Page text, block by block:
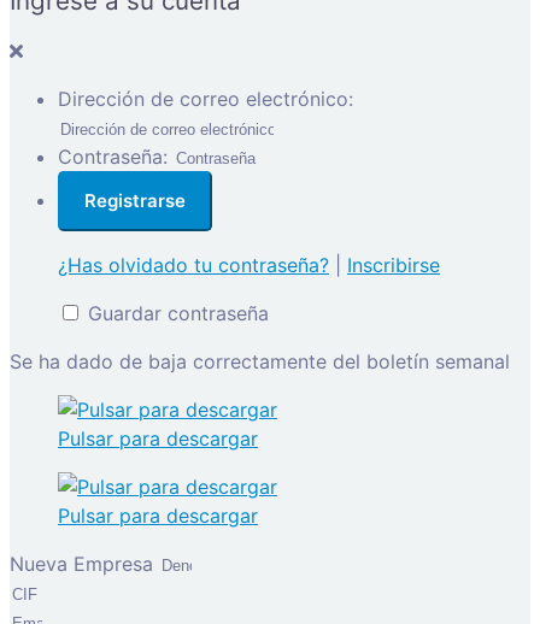
Dirección de correo electrónico:
Contraseña:
¿Has olvidado tu contraseña?
Inscribirse
Guardar contraseña
Se ha dado de baja correctamente del boletín semanal
Pulsar para descargar
Pulsar para descargar
Nueva Empresa